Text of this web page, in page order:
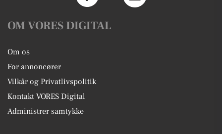
OM VORES DIGITAL
Om os
For annoncører
Vilkår og Privatlivspolitik
Kontakt VORES Digital
Administrer samtykke